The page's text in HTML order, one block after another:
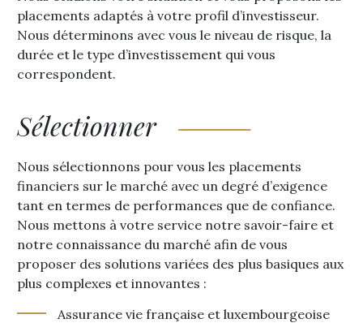
placements adaptés à votre profil d’investisseur.
Nous déterminons avec vous le niveau de risque, la
durée et le type d’investissement qui vous
correspondent.
Sélectionner
Nous sélectionnons pour vous les placements
financiers sur le marché avec un degré d’exigence
tant en termes de performances que de confiance.
Nous mettons à votre service notre savoir-faire et
notre connaissance du marché afin de vous
proposer des solutions variées des plus basiques aux
plus complexes et innovantes :
Assurance vie française et luxembourgeoise